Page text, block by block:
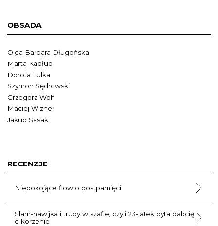
OBSADA
Olga Barbara Długońska
Marta Kadłub
Dorota Lulka
Szymon Sędrowski
Grzegorz Wolf
Maciej Wizner
Jakub Sasak
RECENZJE
Niepokojące flow o postpamięci
Slam-nawijka i trupy w szafie, czyli 23-latek pyta babcię
o korzenie